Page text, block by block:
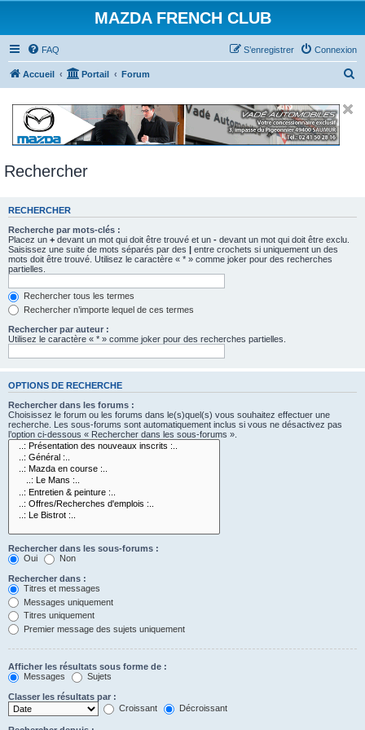
MAZDA FRENCH CLUB
FAQ Connexion
S’enregistrer
Accueil Portail Forum
Rechercher
RECHERCHER
Recherche par mots-clés :
Placez un + devant un mot qui doit être trouvé et un - devant un mot qui doit être exclu.
Saisissez une suite de mots séparés par des | entre crochets si uniquement un des
mots doit être trouvé. Utilisez le caractère « * » comme joker pour des recherches
partielles.
Rechercher tous les termes
Rechercher n’importe lequel de ces termes
Rechercher par auteur :
Utilisez le caractère « * » comme joker pour des recherches partielles.
OPTIONS DE RECHERCHE
Rechercher dans les forums :
Choisissez le forum ou les forums dans le(s)quel(s) vous souhaitez effectuer une
recherche. Les sous-forums sont automatiquement inclus si vous ne désactivez pas
l’option ci-dessous « Rechercher dans les sous-forums ».
Rechercher dans les sous-forums :
Oui
Non
Rechercher dans :
Titres et messages
Messages uniquement
Titres uniquement
Premier message des sujets uniquement
Afficher les résultats sous forme de :
Messages
Sujets
Classer les résultats par :
Croissant
Décroissant